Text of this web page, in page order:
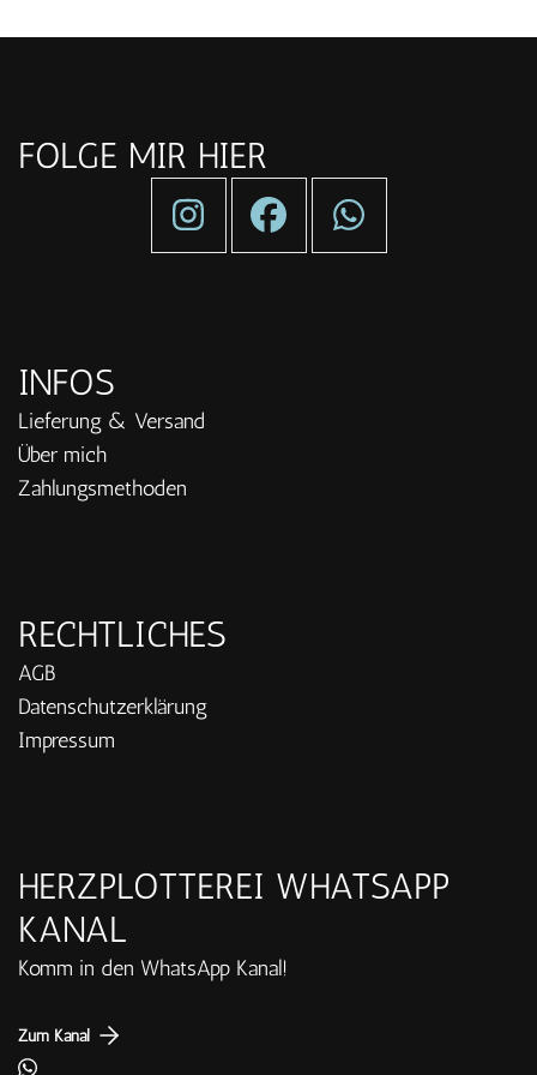
FOLGE MIR HIER
INFOS
Lieferung & Versand
Über mich
Zahlungsmethoden
RECHTLICHES
AGB
Datenschutzerklärung
Impressum
HERZPLOTTEREI WHATSAPP
KANAL
Komm in den WhatsApp Kanal!
Zum Kanal